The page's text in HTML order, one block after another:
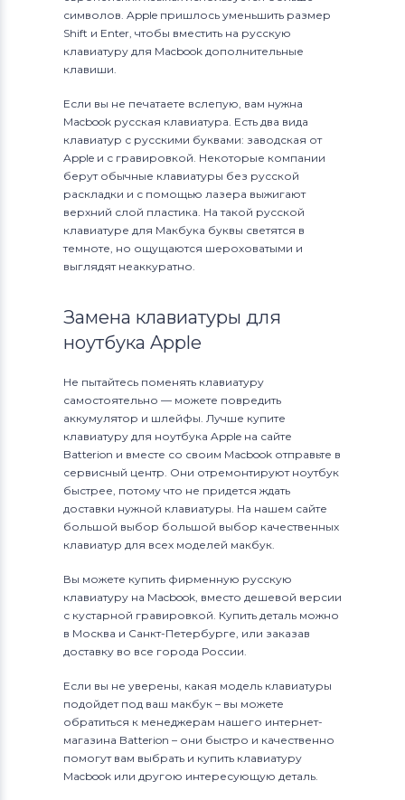
символов. Apple пришлось уменьшить размер
Shift и Enter, чтобы вместить на русскую
клавиатуру для Macbook дополнительные
клавиши.
Если вы не печатаете вслепую, вам нужна
Macbook русская клавиатура. Есть два вида
клавиатур с русскими буквами: заводская от
Apple и с гравировкой. Некоторые компании
берут обычные клавиатуры без русской
раскладки и с помощью лазера выжигают
верхний слой пластика. На такой русской
клавиатуре для Макбука буквы светятся в
темноте, но ощущаются шероховатыми и
выглядят неаккуратно.
Замена клавиатуры для
ноутбука Apple
Не пытайтесь поменять клавиатуру
самостоятельно — можете повредить
аккумулятор и шлейфы. Лучше купите
клавиатуру для ноутбука Apple на сайте
Batterion и вместе со своим Macbook отправьте в
сервисный центр. Они отремонтируют ноутбук
быстрее, потому что не придется ждать
доставки нужной клавиатуры. На нашем сайте
большой выбор большой выбор качественных
клавиатур для всех моделей макбук.
Вы можете купить фирменную русскую
клавиатуру на Macbook, вместо дешевой версии
с кустарной гравировкой. Купить деталь можно
в Москва и Санкт-Петербурге, или заказав
доставку во все города России.
Если вы не уверены, какая модель клавиатуры
подойдет под ваш макбук – вы можете
обратиться к менеджерам нашего интернет-
магазина Batterion – они быстро и качественно
помогут вам выбрать и купить клавиатуру
Macbook или другою интересующую деталь.